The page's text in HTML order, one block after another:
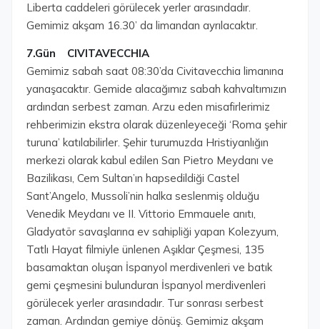
Liberta caddeleri görülecek yerler arasındadır.
Gemimiz akşam 16.30’ da limandan ayrılacaktır.
7.Gün CIVITAVECCHIA
Gemimiz sabah saat 08:30’da Civitavecchia limanına
yanaşacaktır. Gemide alacağımız sabah kahvaltımızın
ardından serbest zaman. Arzu eden misafirlerimiz
rehberimizin ekstra olarak düzenleyeceği ‘Roma şehir
turuna’ katılabilirler. Şehir turumuzda Hristiyanlığın
merkezi olarak kabul edilen San Pietro Meydanı ve
Bazilikası, Cem Sultan’ın hapsedildiği Castel
Sant’Angelo, Mussoli’nin halka seslenmiş olduğu
Venedik Meydanı ve II. Vittorio Emmauele anıtı,
Gladyatör savaşlarına ev sahipliği yapan Kolezyum,
Tatlı Hayat filmiyle ünlenen Aşıklar Çeşmesi, 135
basamaktan oluşan İspanyol merdivenleri ve batık
gemi çeşmesini bulunduran İspanyol merdivenleri
görülecek yerler arasındadır. Tur sonrası serbest
zaman. Ardından gemiye dönüş. Gemimiz akşam